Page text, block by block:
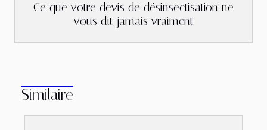
Ce que votre devis de désinsectisation ne
vous dit jamais vraiment
Similaire